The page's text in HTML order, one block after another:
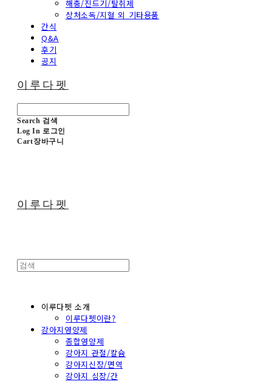
해충/진드기/탈취제
상처소독/지혈 외 기타용품
간식
Q&A
후기
공지
이루다펫
Search 검색
Log In 로그인
Cart장바구니
이루다펫
이루다펫 소개
이루다펫이란?
강아지영양제
종합영양제
강아지 관절/칼슘
강아지신장/면역
강아지 심장/간